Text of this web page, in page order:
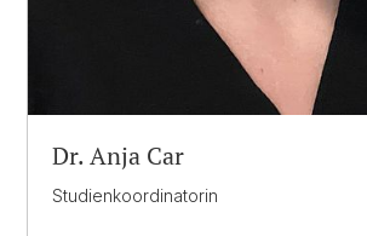
Dr. Anja Car
Studienkoordinatorin